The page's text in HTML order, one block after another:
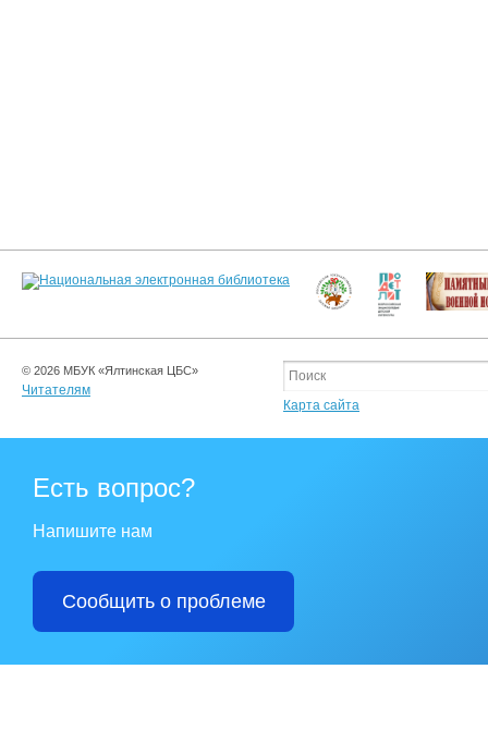
© 2026 МБУК «Ялтинская ЦБС»
Читателям
Карта сайта
Есть вопрос?
Напишите нам
Сообщить о проблеме